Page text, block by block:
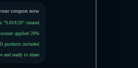
coupon now...
"SAVE20" created
20% discount applied
products included
and ready to share!